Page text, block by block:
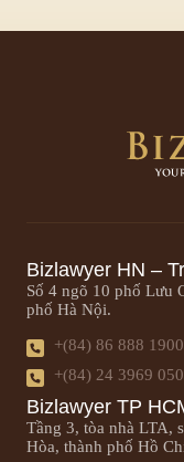
Bizlawyer HN –
Số 4 ngõ 10 phố Lưu
phố Hà Nội.
+(84) 86 888 1900
+(84) 24 3969
Bizlawyer TP
Tầng 3, tòa nhà LTA,
Hòa, thành phố Hồ